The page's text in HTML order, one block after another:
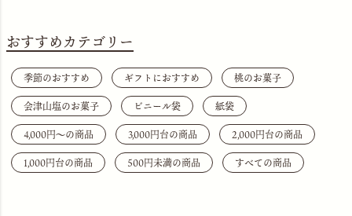
おすすめカテゴリー
季節のおすすめ ギフトにおすすめ
桃のお菓子
会津山塩のお菓子
ビニール袋
紙袋
4,000円〜の商品
3,000円台の商品
2,000円台の商品
1,000円台の商品
500円未満の商品 すべての商品